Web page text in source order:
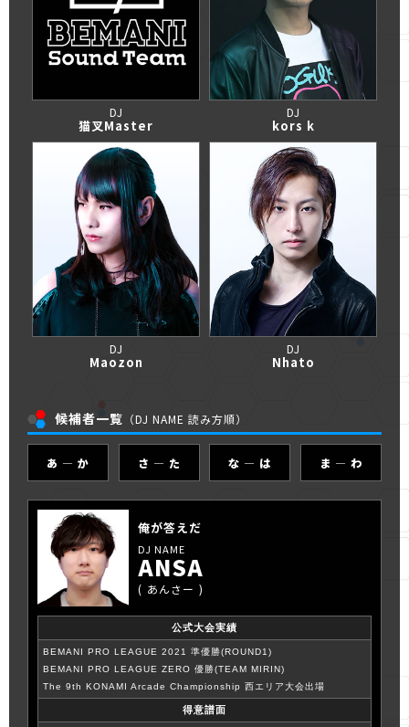
DJ
猫叉Master
DJ
kors k
DJ
Maozon
DJ
Nhato
候補者一覧 （DJ NAME 読み方順）
あ ― か さ ― た な ― は ま ― わ
俺が答えだ
ANSA
あんさー
公式大会実績
BEMANI PRO LEAGUE 2021 準優勝(ROUND1)
BEMANI PRO LEAGUE ZERO 優勝(TEAM MIRIN)
The 9th KONAMI Arcade Championship 西エリア大会出場
得意譜面